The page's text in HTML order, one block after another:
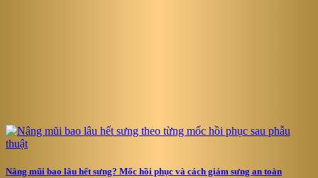
Nâng mũi bao lâu hết sưng? Mốc hồi phục và cách giảm sưng an toàn